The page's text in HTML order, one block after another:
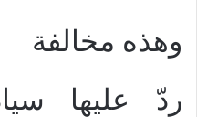
وهذه مخالفة
ردّ عليها